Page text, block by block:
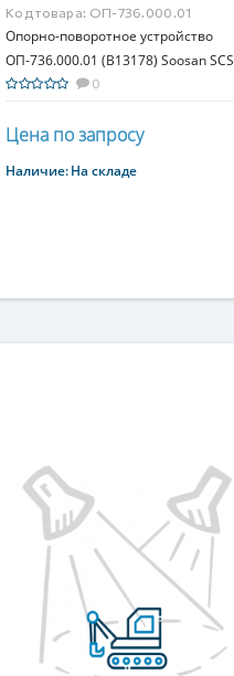
Код товара: ОП-736.000.01
Опорно-поворотное устройство
ОП-736.000.01 (B13178) Soosan SCS
915
0
Цена по запросу
Купить
Наличие:На складе